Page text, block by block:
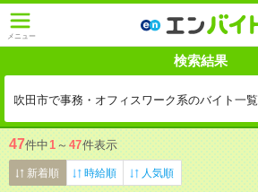
メニュー
検索結果
吹田市で事務・オフィスワーク系のバイト一覧
47件中1 ～ 47件表示
新着順 時給順 人気順